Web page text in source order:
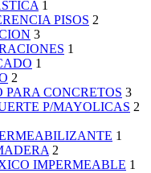
1
PISOS 2
3
1
1
2
CONCRETOS 3
P/MAYOLICAS 2
1
2
IMPERMEABLE 1